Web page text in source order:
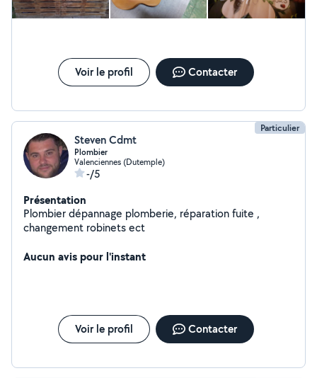
Voir le profil Contacter
Particulier
Steven Cdmt
Plombier
Valenciennes (Dutemple)
-/5
Présentation
Plombier dépannage plomberie, réparation fuite ,
changement robinets ect
Aucun avis pour l'instant
Voir le profil Contacter